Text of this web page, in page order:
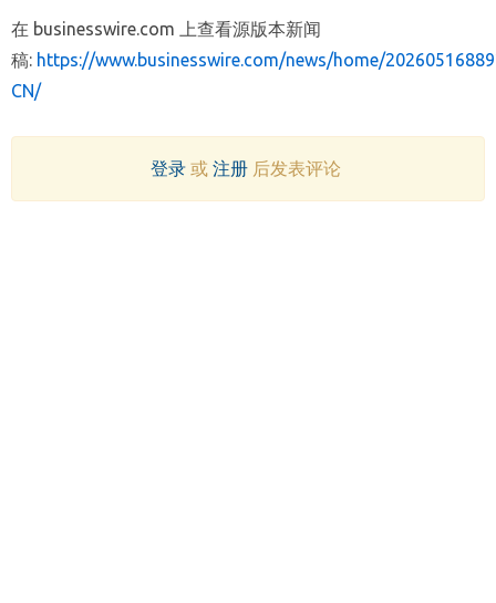
在 businesswire.com 上查看源版本新闻
稿: https://www.businesswire.com/news/home/
CN/
登录或 注册后发表评论